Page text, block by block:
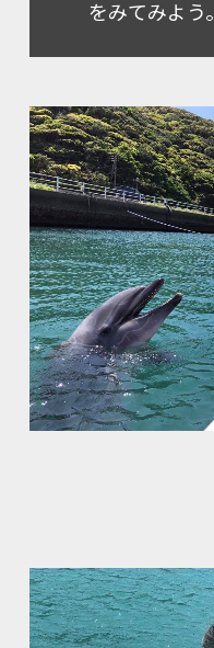
をみてみよう。